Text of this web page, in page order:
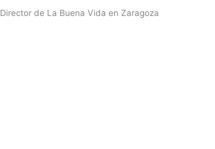
Director de La Buena Vida en Zaragoza